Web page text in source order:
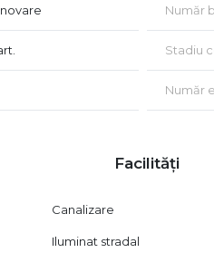
unei vizionări, nuNumăr
Stadiu
Număr
Facilități
Canalizare
Iluminat stradal